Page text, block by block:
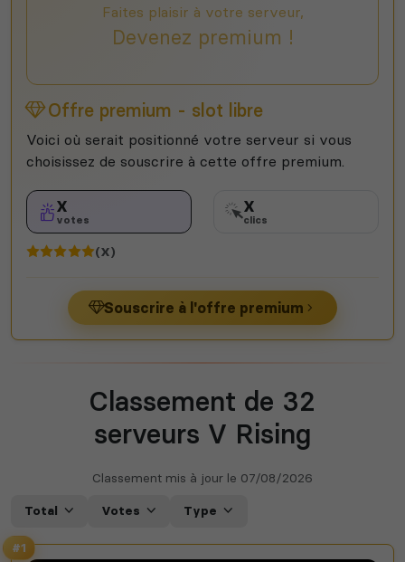
Faites plaisir à votre serveur,
Devenez premium !
Offre premium - slot libre
Voici où serait positionné votre serveur si vous
choisissez de souscrire à cette offre premium.
X
votes
X
clics
(X)
Souscrire à l'offre premium
Classement de 32
serveurs V Rising
Classement mis à jour le 07/08/2026
Total Votes Type
#1